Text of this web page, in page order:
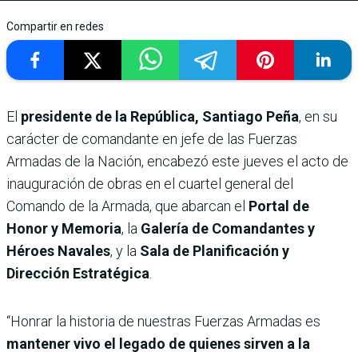
Compartir en redes
El presidente de la República, Santiago Peña, en su
carácter de comandante en jefe de las Fuerzas
Armadas de la Nación, encabezó este jueves el acto de
inauguración de obras en el cuartel general del
Comando de la Armada, que abarcan el Portal de
Honor y Memoria, la Galería de Comandantes y
Héroes Navales, y la Sala de Planificación y
Dirección Estratégica
“Honrar la historia de nuestras Fuerzas Armadas es
mantener vivo el legado de quienes sirven a la